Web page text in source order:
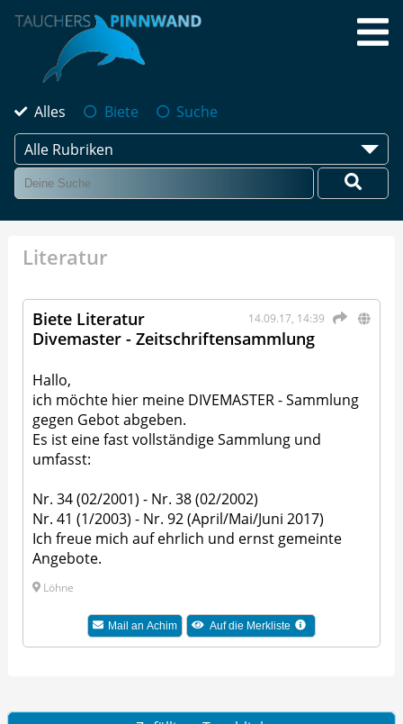
Alles Biete
Suche
Alle Rubriken
Literatur
14.09.17, 14:39
Biete Literatur
Divemaster - Zeitschriftensammlung
Hallo,
ich möchte hier meine DIVEMASTER - Sammlung
gegen Gebot abgeben.
Es ist eine fast vollständige Sammlung und
umfasst:
Nr. 34 (02/2001) - Nr. 38 (02/2002)
Nr. 41 (1/2003) - Nr. 92 (April/Mai/Juni 2017)
Ich freue mich auf ehrlich und ernst gemeinte
Angebote.
Löhne
Mail an Achim Auf die Merkliste